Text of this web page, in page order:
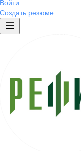
Войти
Создать резюме